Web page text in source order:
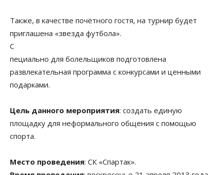
Также, в качестве почётного гостя, на турнир будет
приглашена «звезда футбола».
С
пециально для болельщиков подготовлена
развлекательная программа с конкурсами и ценными
подарками.
Цель данного мероприятия: создать единую
площадку для неформального общения с помощью
спорта.
Место проведения: СК «Спартак».